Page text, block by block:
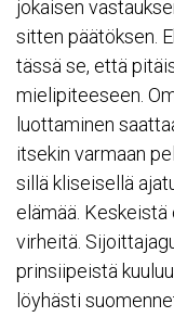
jokaisen
sitten päätöksen.
tässä se, että
mielipiteeseen.
luottaminen
itsekin varmaan
sillä kliseisellä
elämää.
virheitä.
prinsiipeistä kuuluu
löyhästi